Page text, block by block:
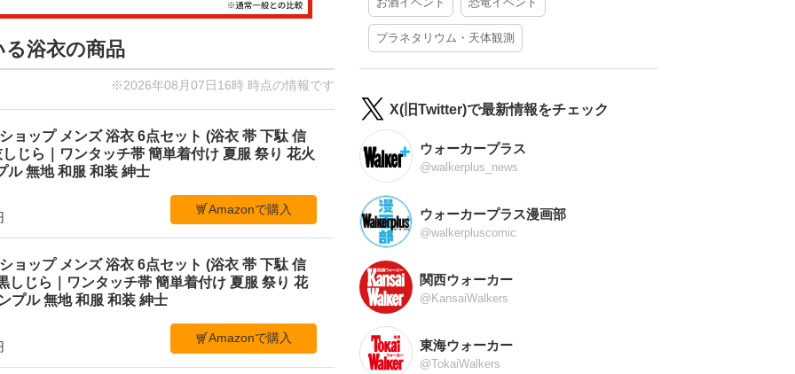
浴衣の商品
※2026年08月07日16時 時点の情報です
ョップ メンズ 浴衣 6点セット (浴衣 帯 下駄 信
じら｜ワンタッチ帯 簡単着付け 夏服 祭り 花火
ル 無地 和服 和装 紳士
Amazonで購入
ョップ メンズ 浴衣 6点セット (浴衣 帯 下駄 信
しじら｜ワンタッチ帯 簡単着付け 夏服 祭り 花
プル 無地 和服 和装 紳士
Amazonで購入
プラネタリウム・天体観測
X(旧Twitter)で最新情報をチェック
ウォーカープラス
@walkerplus_news
ウォーカープラス漫画部
@walkerpluscomic
関西ウォーカー
@KansaiWalkers
東海ウォーカー
@TokaiWalkers